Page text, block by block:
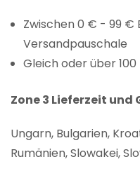
Zwischen 0 € - 99 €
Versandpauschale
Gleich oder über
Zone 3 Lieferzeit und
Ungarn, Bulgarien,
Rumänien, Slowakei,